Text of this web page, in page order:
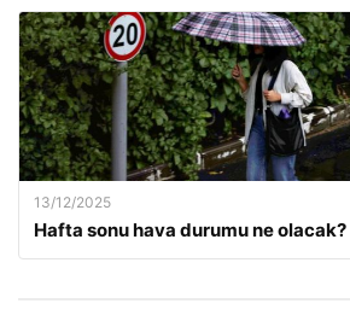
13/12/2025
Hafta sonu hava durumu ne olacak?